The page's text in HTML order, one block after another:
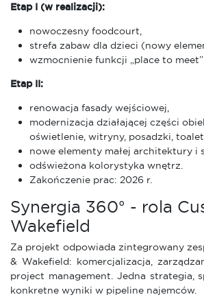
Etap I (w realizacji):
nowoczesny foodcourt,
strefa zabaw dla dzieci (nowy
wzmocnienie funkcji „place to
Etap II:
renowacja fasady wejściowej,
modernizacja działającej części
oświetlenie, witryny, posadzki,
nowe elementy małej architektury i
odświeżona kolorystyka wnętrz.
Zakończenie prac: 2026 r.
Synergia 360° - rola
Wakefield
Za projekt odpowiada zintegrowany
& Wakefield: komercjalizacja,
project management. Jedna strategia,
konkretne wyniki w pipeline najemców.